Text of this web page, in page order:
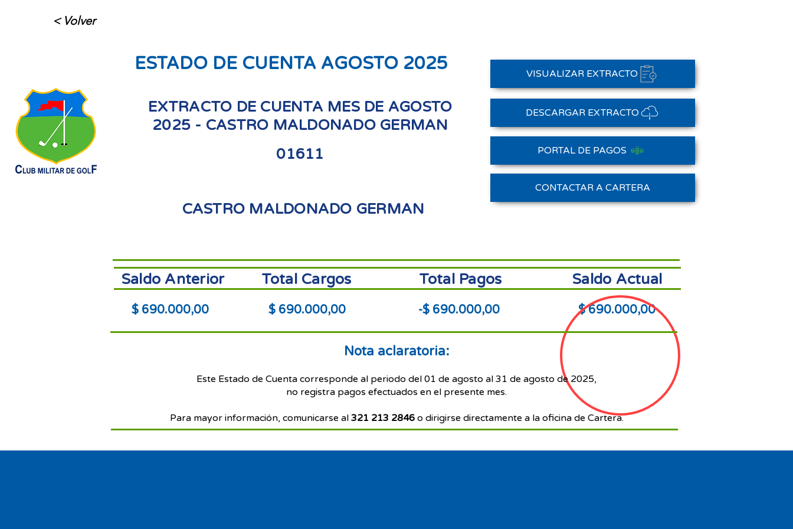
< Volver
ESTADO DE CUENTA AGOSTO 2025
EXTRACTO DE CUENTA MES DE AGOSTO
2025 - CASTRO MALDONADO GERMAN
01611
Saldo Anterior
CASTRO MALDONADO GERMAN
VISUALIZAR EXTRACTO
DESCARGAR EXTRACTO
PORTAL DE PAGOS
CONTACTAR A CARTERA
Saldo Anterior Total Cargos Total Pagos Saldo Actual
$ 690.000,00 $ 690.000,00 -$ 690.000,00 $ 690.000,00
Nota aclaratoria:
Este Estado de Cuenta corresponde al periodo del 01 de agosto al 31 de agosto de 2025,
no registra pagos efectuados en el presente mes.
Para mayor información, comunicarse al 321 213 2846o dirigirse directamente a la oficina de Cartera.